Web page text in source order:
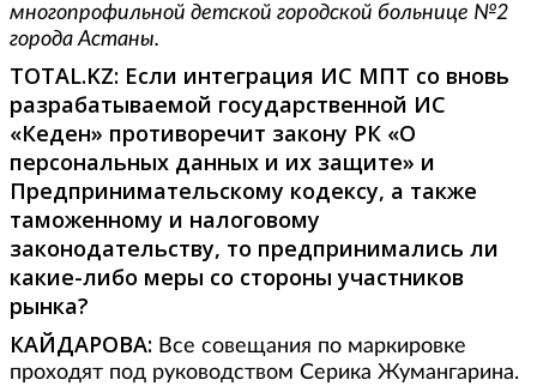
многопрофильной детской городской больнице №2
города Астаны.
TOTAL.KZ: Если интеграция ИС МПТ со вновь
разрабатываемой государственной ИС
«Кеден» противоречит закону РК «О
персональных данных и их защите» и
Предпринимательскому кодексу, а также
таможенному и налоговому
законодательству, то предпринимались ли
какие-либо меры со стороны участников
рынка?
КАЙДАРОВА: Все совещания по маркировке
проходят под руководством Серика Жумангарина.